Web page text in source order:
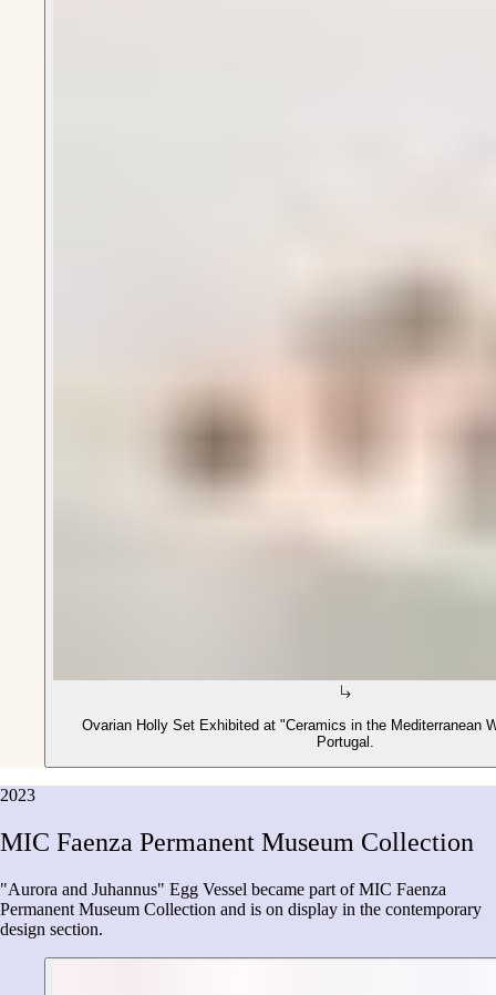
Ovarian Holly Set Exhibited at "Ceramics in the Mediterranean
Portugal.
2023
MIC Faenza Permanent Museum Collection
"Aurora and Juhannus" Egg Vessel became part of MIC Faenza
Permanent Museum Collection and is on display in the contemporary
design section.